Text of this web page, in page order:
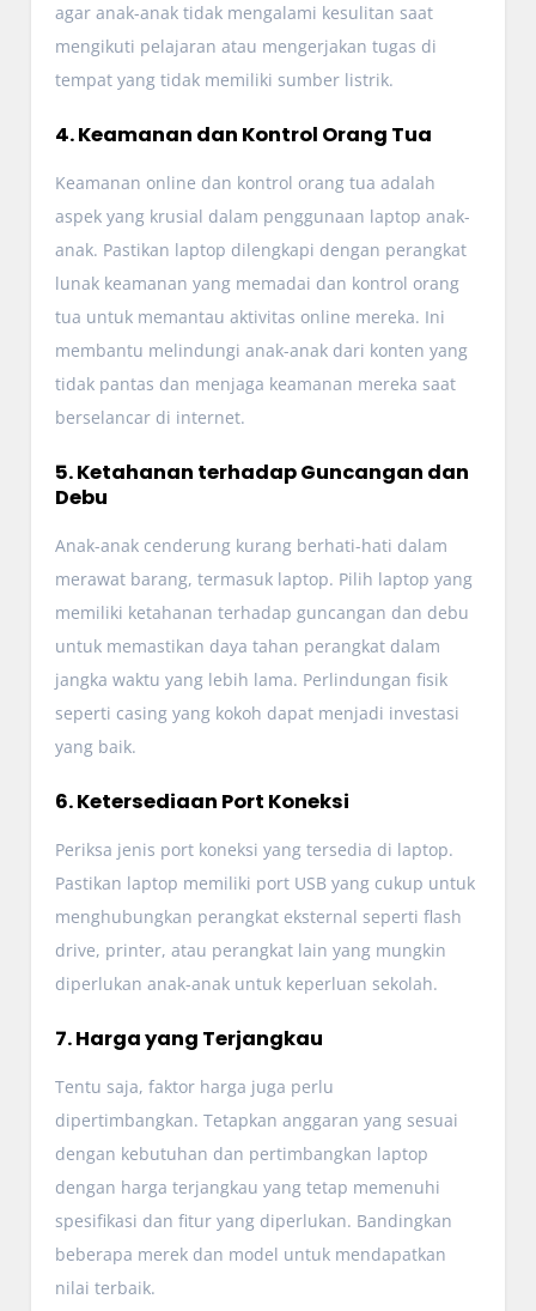
agar anak-anak tidak mengalami kesulitan saat
mengikuti pelajaran atau mengerjakan tugas di
tempat yang tidak memiliki sumber listrik.
4. Keamanan dan Kontrol Orang Tua
Keamanan online dan kontrol orang tua adalah
aspek yang krusial dalam penggunaan laptop anak-
anak. Pastikan laptop dilengkapi dengan perangkat
lunak keamanan yang memadai dan kontrol orang
tua untuk memantau aktivitas online mereka. Ini
membantu melindungi anak-anak dari konten yang
tidak pantas dan menjaga keamanan mereka saat
berselancar di internet.
5. Ketahanan terhadap Guncangan dan
Debu
Anak-anak cenderung kurang berhati-hati dalam
merawat barang, termasuk laptop. Pilih laptop yang
memiliki ketahanan terhadap guncangan dan debu
untuk memastikan daya tahan perangkat dalam
jangka waktu yang lebih lama. Perlindungan fisik
seperti casing yang kokoh dapat menjadi investasi
yang baik.
6. Ketersediaan Port Koneksi
Periksa jenis port koneksi yang tersedia di laptop.
Pastikan laptop memiliki port USB yang cukup untuk
menghubungkan perangkat eksternal seperti flash
drive, printer, atau perangkat lain yang mungkin
diperlukan anak-anak untuk keperluan sekolah.
7. Harga yang Terjangkau
Tentu saja, faktor harga juga perlu
dipertimbangkan. Tetapkan anggaran yang sesuai
dengan kebutuhan dan pertimbangkan laptop
dengan harga terjangkau yang tetap memenuhi
spesifikasi dan fitur yang diperlukan. Bandingkan
beberapa merek dan model untuk mendapatkan
nilai terbaik.